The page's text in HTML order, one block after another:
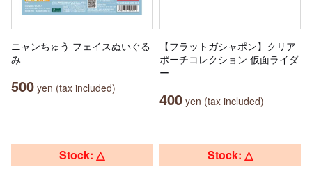
ニャンちゅう フェイスぬいぐる
み
500 yen (tax included)
【フラットガシャポン】クリア
ポーチコレクション 仮面ライダ
ー
400 yen (tax included)
Stock: △ Stock: △